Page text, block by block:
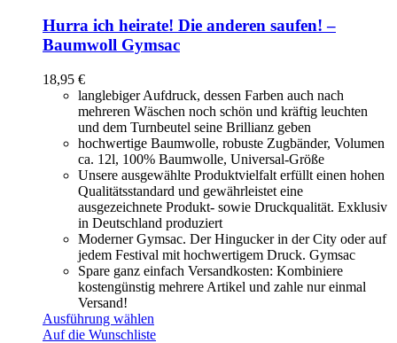
Hurra ich heirate! Die anderen saufen! –
Baumwoll Gymsac
18,95 €
langlebiger Aufdruck, dessen Farben auch nach
mehreren Wäschen noch schön und kräftig leuchten
und dem Turnbeutel seine Brillianz geben
hochwertige Baumwolle, robuste Zugbänder, Volumen
ca. 12l, 100% Baumwolle, Universal-Größe
Unsere ausgewählte Produktvielfalt erfüllt einen hohen
Qualitätsstandard und gewährleistet eine
ausgezeichnete Produkt- sowie Druckqualität. Exklusiv
in Deutschland produziert
Moderner Gymsac. Der Hingucker in der City oder auf
jedem Festival mit hochwertigem Druck. Gymsac
Spare ganz einfach Versandkosten: Kombiniere
kostengünstig mehrere Artikel und zahle nur einmal
Versand!
Ausführung wählen
Auf die Wunschliste